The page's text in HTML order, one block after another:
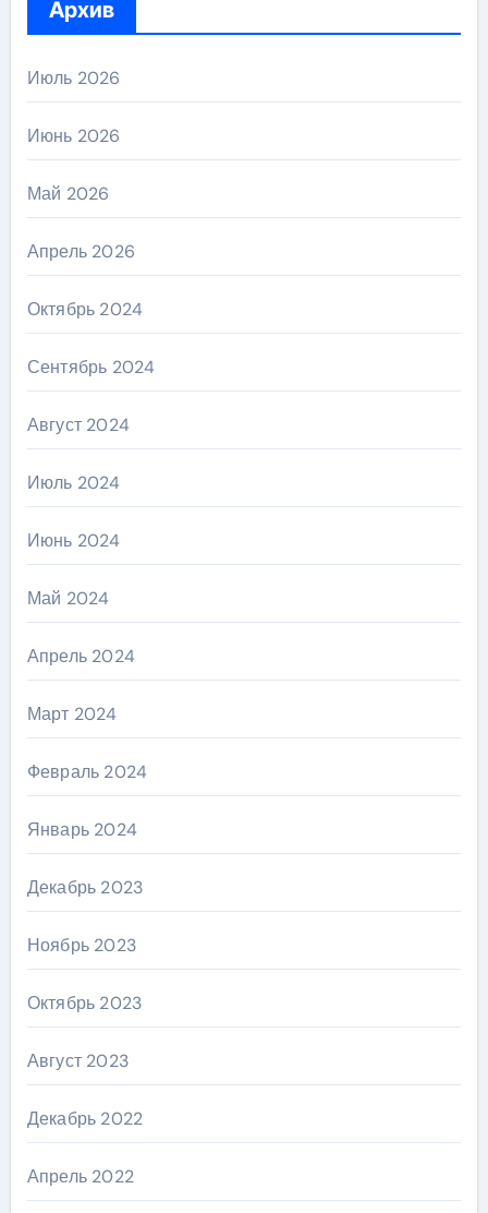
Архив
Июль 2026
Июнь 2026
Май 2026
Апрель 2026
Октябрь 2024
Сентябрь 2024
Август 2024
Июль 2024
Июнь 2024
Май 2024
Апрель 2024
Март 2024
Февраль 2024
Январь 2024
Декабрь 2023
Ноябрь 2023
Октябрь 2023
Август 2023
Декабрь 2022
Апрель 2022